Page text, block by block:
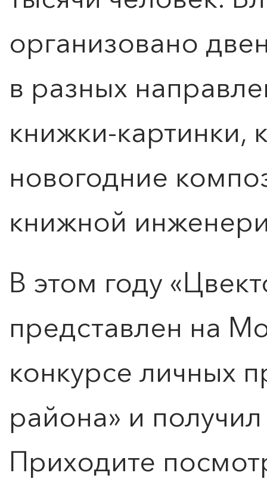
организовано
в разных
книжки-картинки,
новогодние
книжной
В этом году
представлен на
конкурсе личных
района» и
Приходите
ЛЮБОВЬ… Концерт Анны
Берлинской
Подробнее